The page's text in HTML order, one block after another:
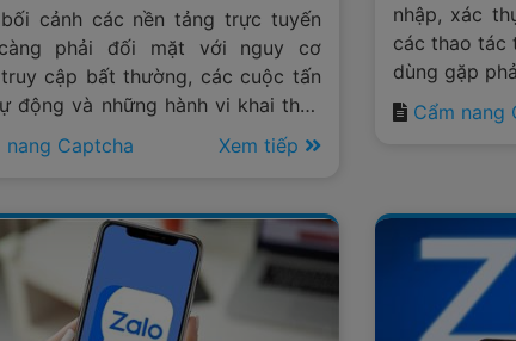
cảnh các nền tảng trực tuyến
phải đối mặt với nguy cơ
cập bất thường, các cuộc tấn
động và những hành vi khai thác
trái phép, việc triển khai các
mật thông minh đã trở thành yêu
nghệ hiện đại.
nang Captcha Xem tiếp
nhập, xác
các thao tác
dùng gặp
yêu cầu
tiếp tục sử
Cẩm nang